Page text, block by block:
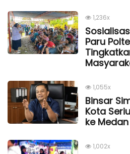
1,236x
Paru
1,055x
Binsar
Kota
ke
1,002x